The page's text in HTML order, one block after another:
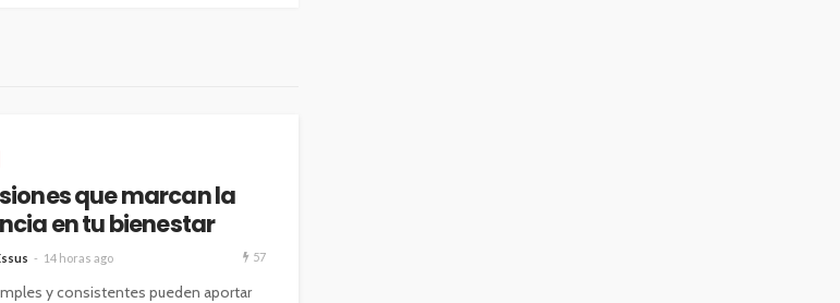
que marcan la
en tu bienestar
14 horas ago 57
y consistentes pueden aportar